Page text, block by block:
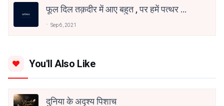
फूल दिल तक़दीर में आए बहुत , पर हमें पत्थर के
Sep 6, 2021
You'll Also Like
दुनिया के अदृश्य पिशाच